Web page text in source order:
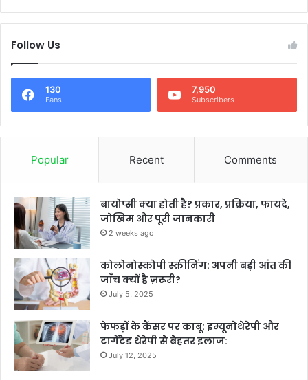
Follow Us
130
Fans
7,950
Subscribers
Popular Recent Comments
बायोप्सी क्या होती है? प्रकार, प्रक्रिया, फायदे,
जोखिम और पूरी जानकारी
2 weeks ago
कोलोनोस्कोपी स्क्रीनिंग: अपनी बड़ी आंत की
जाँच क्यों है ज़रूरी?
July 5, 2025
फेफड़ों के कैंसर पर काबू: इम्यूनोथेरेपी और
टार्गेटेड थेरेपी से बेहतर इलाज:
July 12, 2025